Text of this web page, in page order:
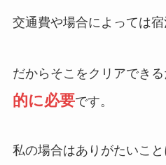
交通費や場合によっては宿
だからそこをクリアでき
的に必要です。
私の場合はありがたいこ